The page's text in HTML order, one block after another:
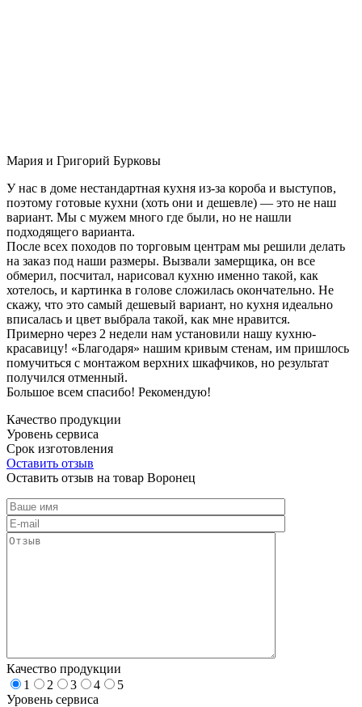
Мария и Григорий Бурковы
У нас в доме нестандартная кухня из-за короба и выступов,
поэтому готовые кухни (хоть они и дешевле) — это не наш
вариант. Мы с мужем много где были, но не нашли
подходящего варианта.
После всех походов по торговым центрам мы решили делать
на заказ под наши размеры. Вызвали замерщика, он все
обмерил, посчитал, нарисовал кухню именно такой, как
хотелось, и картинка в голове сложилась окончательно. Не
скажу, что это самый дешевый вариант, но кухня идеально
вписалась и цвет выбрала такой, как мне нравится.
Примерно через 2 недели нам установили нашу кухню-
красавицу! «Благодаря» нашим кривым стенам, им пришлось
помучиться с монтажом верхних шкафчиков, но результат
получился отменный.
Большое всем спасибо! Рекомендую!
Качество продукции
Уровень сервиса
Срок изготовления
Оставить отзыв
Оставить отзыв на товар Воронец
Качество продукции
1
2 3 4
5
Уровень сервиса